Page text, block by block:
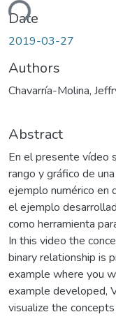
Date
2019-03-27
Authors
Chavarría-Molina,
Abstract
En el presente vídeo
rango y gráfico de
ejemplo numérico en
el ejemplo
como herramienta
In this video the
binary relationship is
example where you
example developed,
visualize the